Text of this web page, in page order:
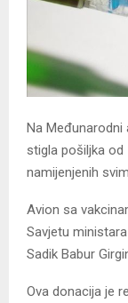
Na Međunarodni
stigla pošiljka
namijenjenih
Avion sa
Savjetu
Sadik Babur
Ova donacija je